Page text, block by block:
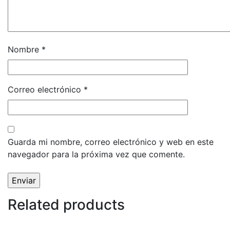
Nombre *
Correo electrónico *
Guarda mi nombre, correo electrónico y web en este
navegador para la próxima vez que comente.
Related products